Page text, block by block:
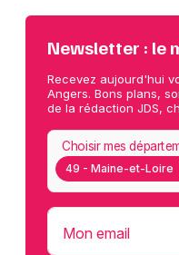
Newsletter : le
Recevez aujourd'hui
Angers. Bons plans,
de la rédaction JDS,
49 - Maine-et-Loire
Choisir mes
Mon email